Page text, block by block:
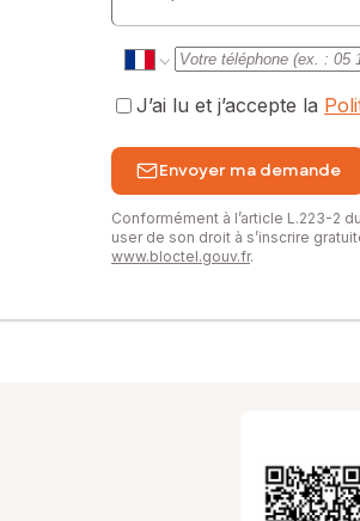
J’ai lu et j’accepte la
Envoyer ma demande
Conformément à l’article L.223-2
user de son droit à s’inscrire
www.bloctel.gouv.fr.